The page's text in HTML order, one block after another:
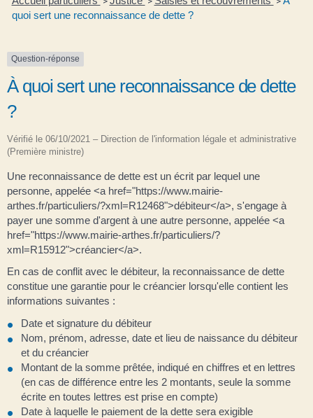
quoi sert une reconnaissance de dette ?
Question-réponse
À quoi sert une reconnaissance de dette
?
Vérifié le 06/10/2021 – Direction de l'information légale et administrative
(Première ministre)
Une reconnaissance de dette est un écrit par lequel une
personne, appelée <a href="https://www.mairie-
arthes.fr/particuliers/?xml=R12468">débiteur</a>, s'engage à
payer une somme d'argent à une autre personne, appelée <a
href="https://www.mairie-arthes.fr/particuliers/?
xml=R15912">créancier</a>.
En cas de conflit avec le débiteur, la reconnaissance de dette
constitue une garantie pour le créancier lorsqu'elle contient les
informations suivantes :
Date et signature du débiteur
Nom, prénom, adresse, date et lieu de naissance du débiteur
et du créancier
Montant de la somme prêtée, indiqué en chiffres et en lettres
(en cas de différence entre les 2 montants, seule la somme
écrite en toutes lettres est prise en compte)
Date à laquelle le paiement de la dette sera exigible